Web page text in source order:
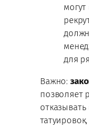
могут
для
Важно:
позволяет
отказывать